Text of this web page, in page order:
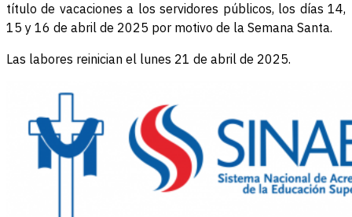
título de vacaciones a los servidores públicos, los días 14,
15 y 16 de abril de 2025 por motivo de la Semana Santa.
Las labores reinician el lunes 21 de abril de 2025.